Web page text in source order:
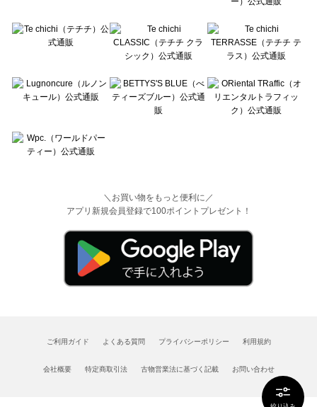
＼お買い物をもっと便利に／
アプリ新規会員登録で100ポイントプレゼント！
ご利用ガイド よくある質問 プライバシーポリシー 利用規約
会社概要 特定商取引法 古物営業法に基づく記載 お問い合わせ